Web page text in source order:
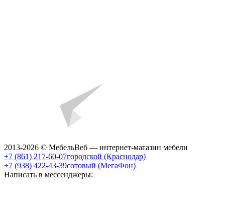
2013-2026 © МебельВеб — интернет-магазин мебели
+7 (861) 217-60-07городской (Краснодар)
+7 (938) 422-43-39сотовый (МегаФон)
Написать в мессенджеры: